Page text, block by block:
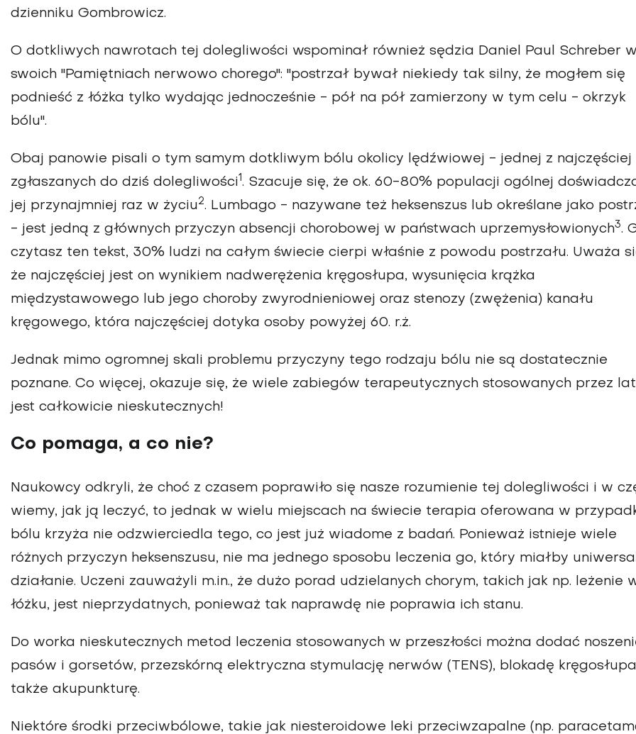
dzienniku Gombrowicz.
O dotkliwych nawrotach tej dolegliwości wspominał również sędzia Daniel Paul Schreber w
swoich "Pamiętniach nerwowo chorego": "postrzał bywał niekiedy tak silny, że mogłem się
podnieść z łóżka tylko wydając jednocześnie - pół na pół zamierzony w tym celu - okrzyk
bólu".
Obaj panowie pisali o tym samym dotkliwym bólu okolicy lędźwiowej - jednej z najczęściej
zgłaszanych do dziś dolegliwości1. Szacuje się, że ok. 60-80% populacji ogólnej
jej przynajmniej raz w życiu2. Lumbago - nazywane też heksenszus lub określane jako
- jest jedną z głównych przyczyn absencji chorobowej w państwach uprzemysłowionych3.
czytasz ten tekst, 30% ludzi na całym świecie cierpi właśnie z powodu postrzału. Uważa
że najczęściej jest on wynikiem nadwerężenia kręgosłupa, wysunięcia krążka
międzystawowego lub jego choroby zwyrodnieniowej oraz stenozy (zwężenia) kanału
kręgowego, która najczęściej dotyka osoby powyżej 60. r.ż.
Jednak mimo ogromnej skali problemu przyczyny tego rodzaju bólu nie są dostatecznie
poznane. Co więcej, okazuje się, że wiele zabiegów terapeutycznych stosowanych przez
jest całkowicie nieskutecznych!
Co pomaga, a co nie?
Naukowcy odkryli, że choć z czasem poprawiło się nasze rozumienie tej dolegliwości i w
wiemy, jak ją leczyć, to jednak w wielu miejscach na świecie terapia oferowana w
bólu krzyża nie odzwierciedla tego, co jest już wiadome z badań. Ponieważ istnieje wiele
różnych przyczyn heksenszusu, nie ma jednego sposobu leczenia go, który miałby
działanie. Uczeni zauważyli m.in., że dużo porad udzielanych chorym, takich jak np. leżenie
łóżku, jest nieprzydatnych, ponieważ tak naprawdę nie poprawia ich stanu.
Do worka nieskutecznych metod leczenia stosowanych w przeszłości można dodać
pasów i gorsetów, przezskórną elektryczna stymulację nerwów (TENS), blokadę
także akupunkturę.
Niektóre środki przeciwbólowe, takie jak niesteroidowe leki przeciwzapalne (np.